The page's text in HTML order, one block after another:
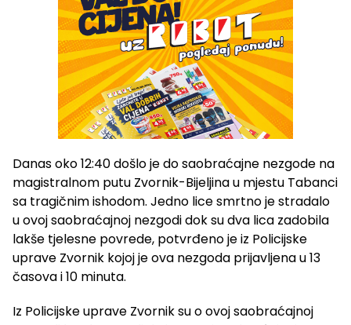
Danas oko 12:40 došlo je do saobraćajne nezgode na
magistralnom putu Zvornik-Bijeljina u mjestu Tabanci
sa tragičnim ishodom. Jedno lice smrtno je stradalo
u ovoj saobraćajnoj nezgodi dok su dva lica zadobila
lakše tjelesne povrede, potvrđeno je iz Policijske
uprave Zvornik kojoj je ova nezgoda prijavljena u 13
časova i 10 minuta.
Iz Policijske uprave Zvornik su o ovoj saobraćajnoj